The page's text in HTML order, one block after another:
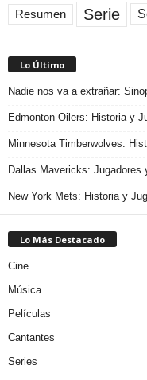
Resumen Serie
Lo Último
Nadie nos va a extrañar:
Edmonton Oilers: Historia y
Minnesota Timberwolves:
Dallas Mavericks: Jugadores
New York Mets: Historia y
Lo Más Destacado
Cine
Música
Películas
Cantantes
Series